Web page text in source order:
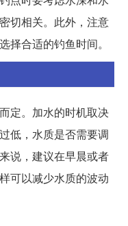
切相关。此外，注意
择合适的钓鱼时间。
定。加水的时机取决
低，水质是否需要调
说，建议在早晨或者
可以减少水质的波动